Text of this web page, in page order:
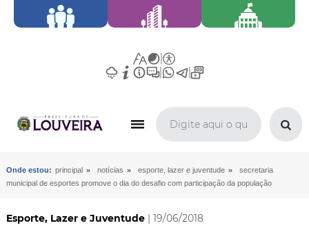
Onde estou: principal » notícias » esporte, lazer e juventude »
secretaria
municipal de esportes promove o dia do desafio com participação da população
Esporte, Lazer e Juventude| 19/06/2018